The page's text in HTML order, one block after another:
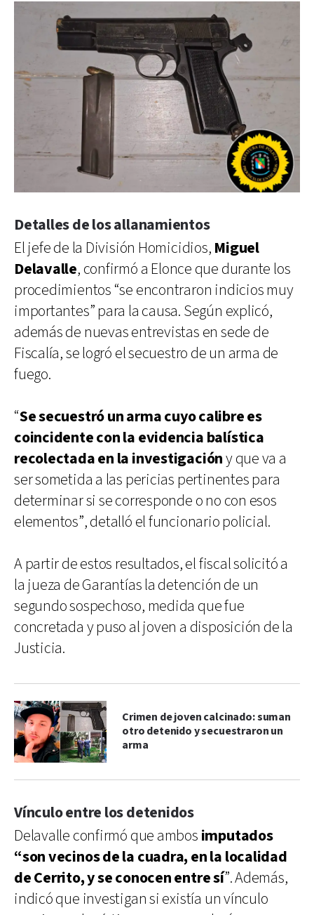
Detalles de los allanamientos
El jefe de la División Homicidios, Miguel
Delavalle, confirmó a Elonce que durante los
procedimientos “se encontraron indicios muy
importantes” para la causa. Según explicó,
además de nuevas entrevistas en sede de
Fiscalía, se logró el secuestro de un arma de
fuego.
“Se secuestró un arma cuyo calibre es
coincidente con la evidencia balística
recolectada en la investigacióny que va a
ser sometida a las pericias pertinentes para
determinar si se corresponde o no con esos
elementos”, detalló el funcionario policial.
A partir de estos resultados, el fiscal solicitó a
la jueza de Garantías la detención de un
segundo sospechoso, medida que fue
concretada y puso al joven a disposición de la
Justicia.
Crimen de joven calcinado: suman
otro detenido y secuestraron un
arma
Vínculo entre los detenidos
Delavalle confirmó que ambos imputados
“son vecinos de la cuadra, en la localidad
de Cerrito, y se conocen entre sí”. Además,
indicó que investigan si existía un vínculo